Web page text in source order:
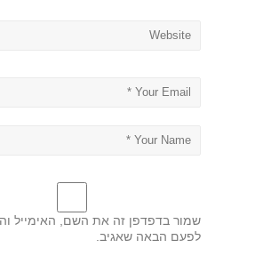
שמור בדפדפן זה את השם, האימייל
לפעם הבאה שאגיב.